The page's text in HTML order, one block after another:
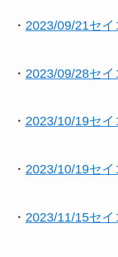
・ 2023/09/21セ
・ 2023/09/28セ
・ 2023/10/19セ
・ 2023/10/19セ
・ 2023/11/15セ